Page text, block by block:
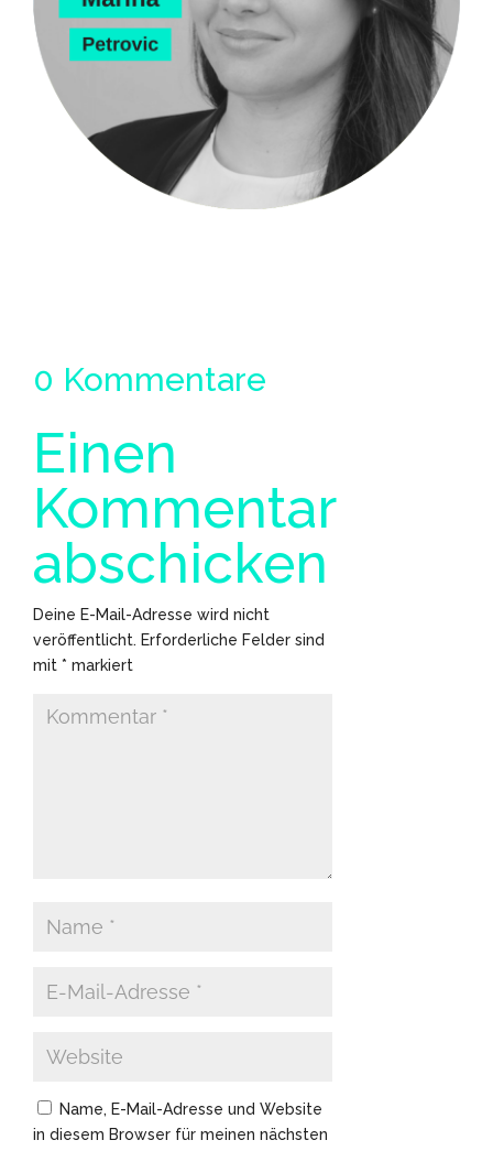
0 Kommentare
Einen
Kommentar
abschicken
Deine E-Mail-Adresse wird nicht
veröffentlicht. Erforderliche Felder sind
mit * markiert
Name, E-Mail-Adresse und Website
in diesem Browser für meinen nächsten